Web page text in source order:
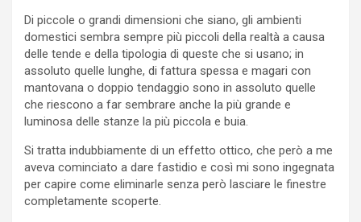
Di piccole o grandi dimensioni che siano, gli ambienti
domestici sembra sempre più piccoli della realtà a causa
delle tende e della tipologia di queste che si usano; in
assoluto quelle lunghe, di fattura spessa e magari con
mantovana o doppio tendaggio sono in assoluto quelle
che riescono a far sembrare anche la più grande e
luminosa delle stanze la più piccola e buia.
Si tratta indubbiamente di un effetto ottico, che però a me
aveva cominciato a dare fastidio e così mi sono ingegnata
per capire come eliminarle senza però lasciare le finestre
completamente scoperte.